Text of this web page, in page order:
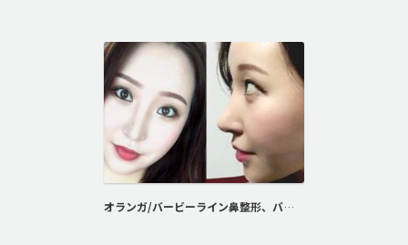
オランガ/バービーライン鼻整形、バンビ目整形、脂肪注入